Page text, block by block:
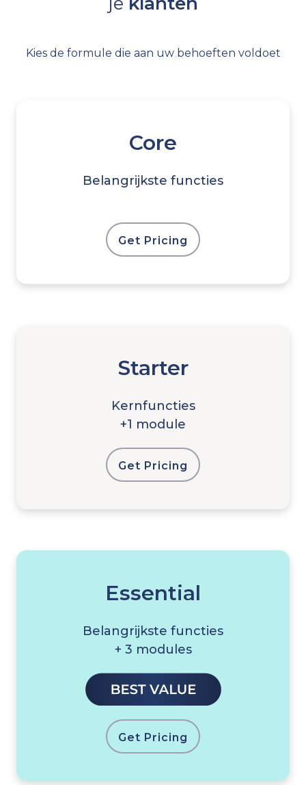
Kies de formule die aan uw behoeften voldoet
Core
Belangrijkste functies
Get Pricing
Starter
Kernfuncties
+1 module
Get Pricing
Essential
Belangrijkste functies
+ 3 modules
Get Pricing